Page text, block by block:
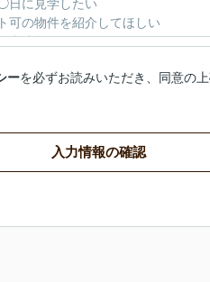
ーを必ずお読みいただき、同意の
入力情報の確認